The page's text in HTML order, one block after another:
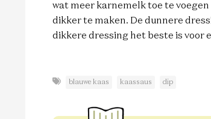
wat meer karnemelk toe te
dikker te maken. De dunnere
dikkere dressing het beste is voor
blauwe kaas kaassaus dip